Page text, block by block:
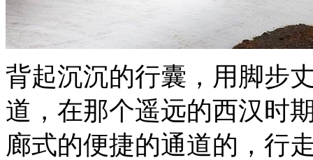
背起沉沉的行囊，用脚步
道，在那个遥远的西汉时
廊式的便捷的通道的，行